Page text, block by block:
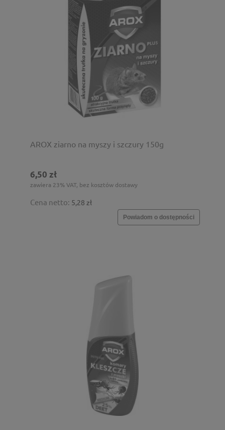
AROX ziarno na myszy i szczury 150g
6,50 zł
zawiera 23% VAT, bez kosztów dostawy
Cena netto: 5,28 zł
Powiadom o dostępności